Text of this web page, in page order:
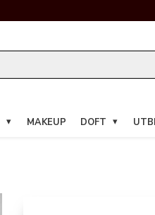
MAKEUP DOFT